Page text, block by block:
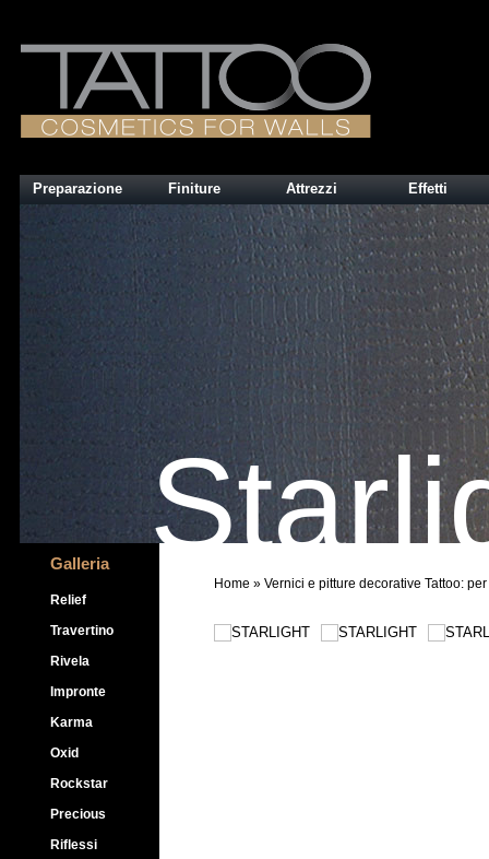
Preparazione Finiture Attrezzi Effetti
Galleria
Relief
Travertino
Rivela
Impronte
Karma
Oxid
Rockstar
Precious
Riflessi
Home » Vernici e pitture decorative Tattoo: